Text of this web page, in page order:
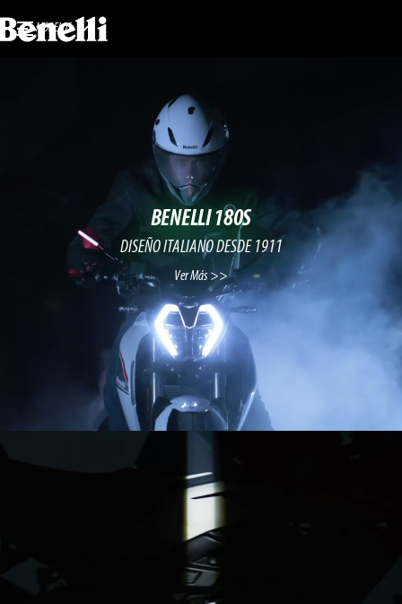
MODELOS
BENELLI 180S
DISEÑO ITALIANO DESDE 1911
Ver Más >>